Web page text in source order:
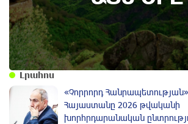
պատմության այս օրը (10
Լրահոս
«Չորրորդ Հանրապետության»
Հայաստանը 2026 թվականի
խորհրդարանական